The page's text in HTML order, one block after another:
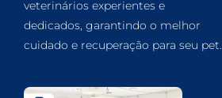
veterinários experientes e
dedicados, garantindo o melhor
cuidado e recuperação para seu pet.